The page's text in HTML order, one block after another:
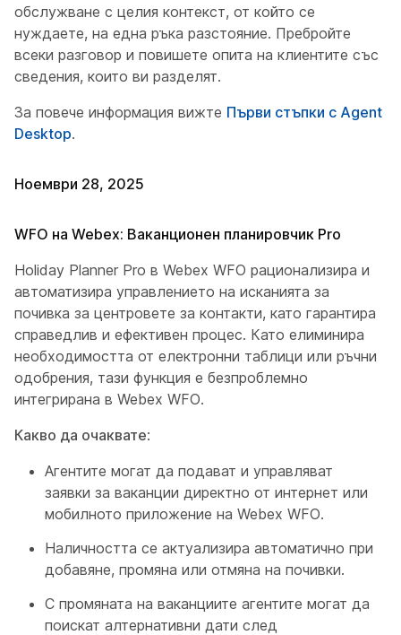
обслужване с целия контекст, от който се
нуждаете, на една ръка разстояние. Пребройте
всеки разговор и повишете опита на клиентите със
сведения, които ви разделят.
За повече информация вижте Първи стъпки с Agent
Desktop.
Ноември 28, 2025
WFO на Webex: Ваканционен планировчик Pro
Holiday Planner Pro в Webex WFO рационализира и
автоматизира управлението на исканията за
почивка за центровете за контакти, като гарантира
справедлив и ефективен процес. Като елиминира
необходимостта от електронни таблици или ръчни
одобрения, тази функция е безпроблемно
интегрирана в Webex WFO.
Какво да очаквате:
Агентите могат да подават и управляват
заявки за ваканции директно от интернет или
мобилното приложение на Webex WFO.
Наличността се актуализира автоматично при
добавяне, промяна или отмяна на почивки.
С промяната на ваканциите агентите могат да
поискат алтернативни дати след